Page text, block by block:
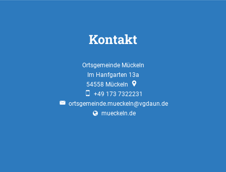
Kontakt
Ortsgemeinde Mückeln
Im Hanfgarten 13a
54558 Mückeln
+49 173 7322231
ortsgemeinde.mueckeln@vgdaun.de
mueckeln.de